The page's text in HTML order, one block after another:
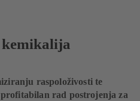
raspoloživosti te
rad postrojenja za